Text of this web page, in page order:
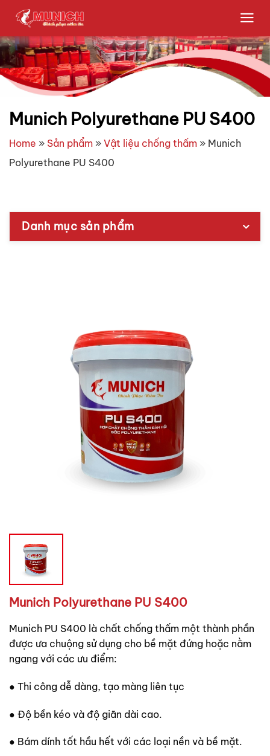
Bỏ
qua
nội
dung
Munich Polyurethane PU S400
Home » Sản phẩm » Vật liệu chống thấm » Munich
Polyurethane PU S400
Danh mục sản phẩm
Munich Polyurethane PU S400
Munich PU S400 là chất chống thấm một thành phần
được ưa chuộng sử dụng cho bề mặt đứng hoặc nằm
ngang với các ưu điểm:
● Thi công dễ dàng, tạo màng liên tục
● Độ bền kéo và độ giãn dài cao.
● Bám dính tốt hầu hết với các loại nền và bề mặt.